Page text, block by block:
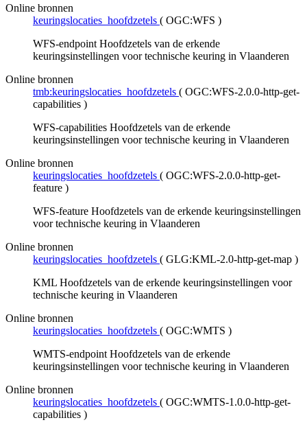
Online bronnen
keuringslocaties_hoofdzetels ( OGC:WFS )
WFS-endpoint Hoofdzetels van de erkende
keuringsinstellingen voor technische keuring in Vlaanderen
Online bronnen
tmb:keuringslocaties_hoofdzetels ( OGC:WFS-2.0.0-http-get-
capabilities )
WFS-capabilities Hoofdzetels van de erkende
keuringsinstellingen voor technische keuring in Vlaanderen
Online bronnen
keuringslocaties_hoofdzetels ( OGC:WFS-2.0.0-http-get-
feature )
WFS-feature Hoofdzetels van de erkende keuringsinstellingen
voor technische keuring in Vlaanderen
Online bronnen
keuringslocaties_hoofdzetels ( GLG:KML-2.0-http-get-map )
KML Hoofdzetels van de erkende keuringsinstellingen voor
technische keuring in Vlaanderen
Online bronnen
keuringslocaties_hoofdzetels ( OGC:WMTS )
WMTS-endpoint Hoofdzetels van de erkende
keuringsinstellingen voor technische keuring in Vlaanderen
Online bronnen
keuringslocaties_hoofdzetels ( OGC:WMTS-1.0.0-http-get-
capabilities )